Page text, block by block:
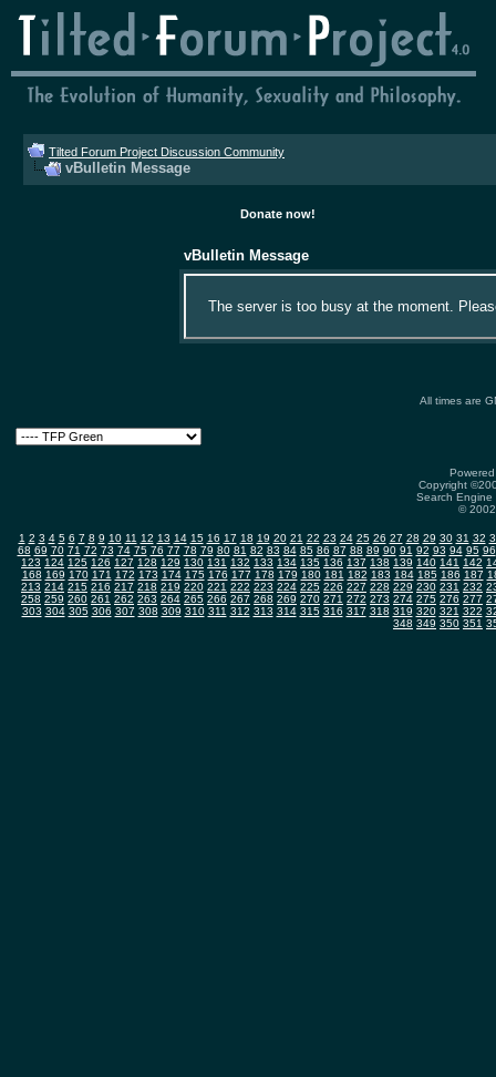
Tilted Forum Project Discussion Community
vBulletin Message
Donate now!
vBulletin Message
The server is too busy at the moment.
All times are
Copyright
Search
©
1 2 3 4 5 6 7 8 9 10 11 12 13 14 15 16 17 18 19 20 21 22 23 24 25 26 27 28 29 30 31 32
68 69 70 71 72 73 74 75 76 77 78 79 80 81 82 83 84 85 86 87 88 89 90 91 92 93 94 95 96
123 124 125 126 127 128 129 130 131 132 133 134 135 136 137 138 139 140 141 142
168 169 170 171 172 173 174 175 176 177 178 179 180 181 182 183 184 185 186 187
213 214 215 216 217 218 219 220 221 222 223 224 225 226 227 228 229 230 231 232
258 259 260 261 262 263 264 265 266 267 268 269 270 271 272 273 274 275 276 277
303 304 305 306 307 308 309 310 311 312 313 314 315 316 317 318 319 320 321 322
348 349 350 351